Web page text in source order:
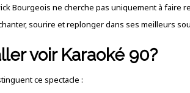
Bourgeois ne cherche pas uniquement à faire
sourire et replonger dans ses meilleurs
voir Karaoké 90?
ce spectacle :